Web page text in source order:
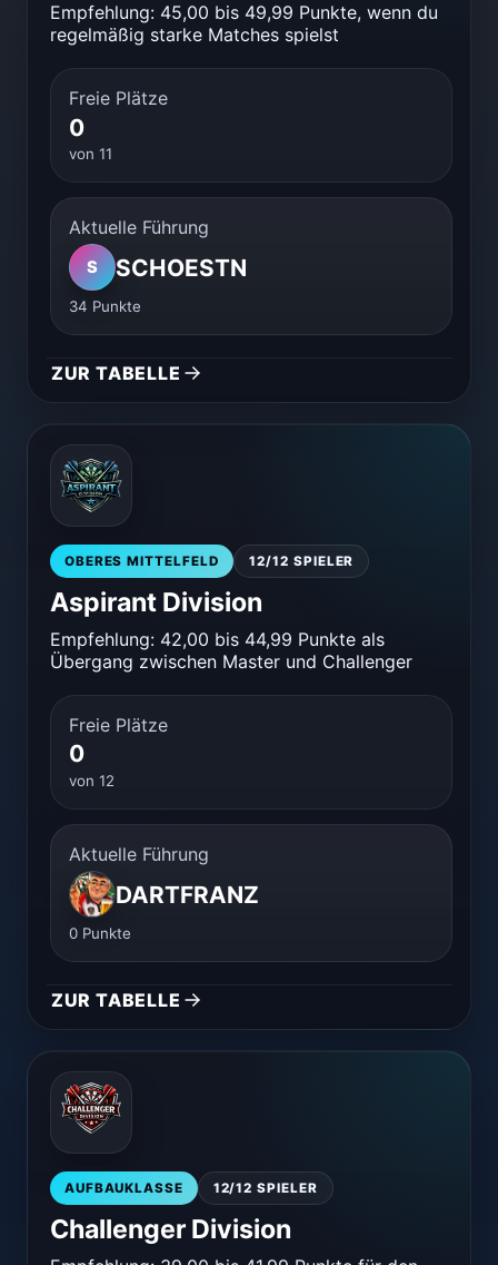
Empfehlung: 45,00 bis 49,99 Punkte, wenn du
regelmäßig starke Matches spielst
Freie Plätze
0
von 11
Aktuelle Führung
S SCHOESTN
34 Punkte
ZUR TABELLE
OBERES MITTELFELD 12/12 SPIELER
Aspirant Division
Empfehlung: 42,00 bis 44,99 Punkte als
Übergang zwischen Master und Challenger
Freie Plätze
0
von 12
Aktuelle Führung
DARTFRANZ
0 Punkte
ZUR TABELLE
AUFBAUKLASSE 12/12 SPIELER
Challenger Division